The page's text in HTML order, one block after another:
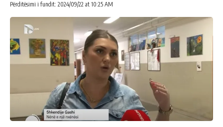
Përditësimi i fundit: 2024/09/22 at 10:25 AM